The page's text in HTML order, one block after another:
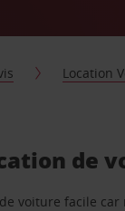
Location
de
voiture facile